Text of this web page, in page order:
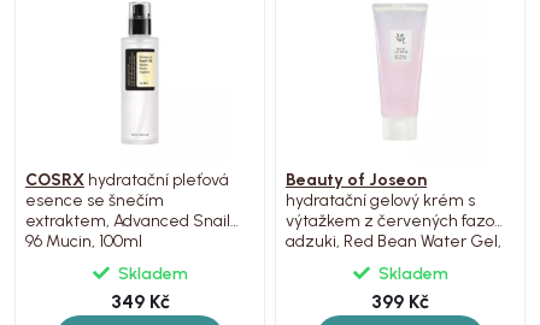
COSRX hydratační pleťová
esence se šnečím
extraktem, Advanced Snail
96 Mucin, 100ml
Skladem
349 Kč
Beauty of Joseon
hydratační gelový krém s
výtažkem z červených fazolí
adzuki, Red Bean Water Gel,
Skladem
399 Kč